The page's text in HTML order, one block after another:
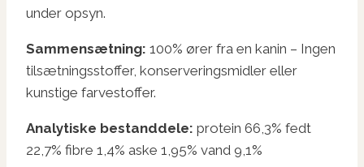
under opsyn.
Sammensætning: 100% ører fra en kanin – Ingen
tilsætningsstoffer, konserveringsmidler eller
kunstige farvestoffer.
Analytiske bestanddele: protein 66,3% fedt
22,7% fibre 1,4% aske 1,95% vand 9,1%